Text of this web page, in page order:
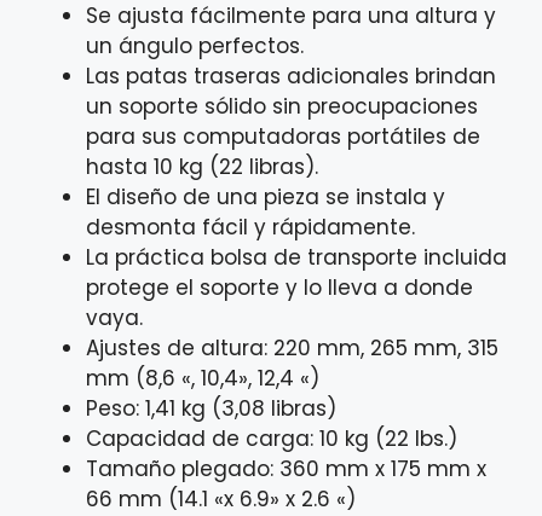
Se ajusta fácilmente para una altura y
un ángulo perfectos.
Las patas traseras adicionales brindan
un soporte sólido sin preocupaciones
para sus computadoras portátiles de
hasta 10 kg (22 libras).
El diseño de una pieza se instala y
desmonta fácil y rápidamente.
La práctica bolsa de transporte incluida
protege el soporte y lo lleva a donde
vaya.
Ajustes de altura: 220 mm, 265 mm, 315
mm (8,6 «, 10,4», 12,4 «)
Peso: 1,41 kg (3,08 libras)
Capacidad de carga: 10 kg (22 lbs.)
Tamaño plegado: 360 mm x 175 mm x
66 mm (14.1 «x 6.9» x 2.6 «)